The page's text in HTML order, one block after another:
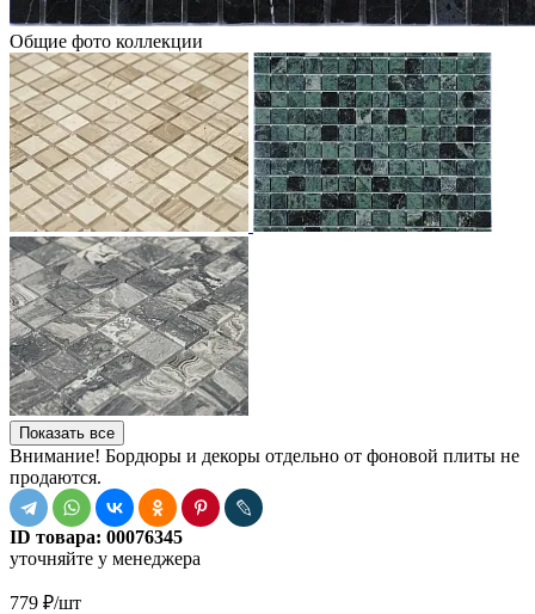
Общие фото коллекции
Показать все
Внимание! Бордюры и декоры отдельно от фоновой плиты не
продаются.
ID товара: 00076345
уточняйте у менеджера
779 ₽/шт